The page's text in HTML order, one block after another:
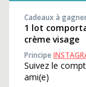
Cadeaux à
1 lot
crème visage
Principe
Suivez le
ami(e)